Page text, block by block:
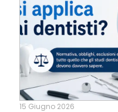
15 Giugno 2026